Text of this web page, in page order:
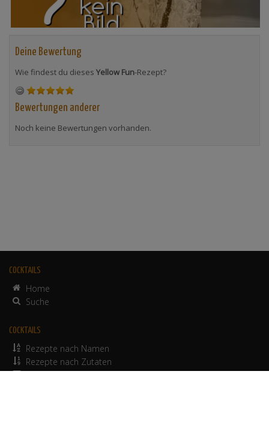
Deine Bewertung
Wie findest du dieses Yellow Fun-Rezept?
Bewertungen anderer
Noch keine Bewertungen vorhanden.
COCKTAILS
Home
Suche
COCKTAILS
Rezepte nach Namen
Rezepte nach Zutaten
alkoholfreie Rezepte